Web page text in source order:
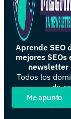
Aprende SEO
mejores SEOs
newsletter
Todos los
de
Me apunto